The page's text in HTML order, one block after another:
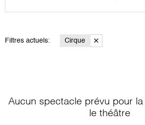
Filtres actuels: Cirque
Aucun spectacle prévu pour
le théâtre